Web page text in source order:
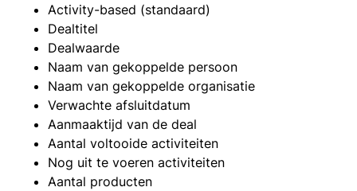
Activity-based (standaard)
Dealtitel
Dealwaarde
Naam van gekoppelde persoon
Naam van gekoppelde organisatie
Verwachte afsluitdatum
Aanmaaktijd van de deal
Aantal voltooide activiteiten
Nog uit te voeren activiteiten
Aantal producten